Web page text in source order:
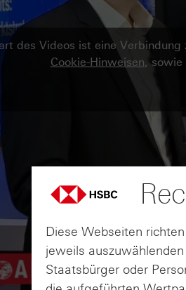
des Videos ist eine
Cookie-Hinweisen, sowie
Diese Webseiten
jeweils
Staatsbürger oder